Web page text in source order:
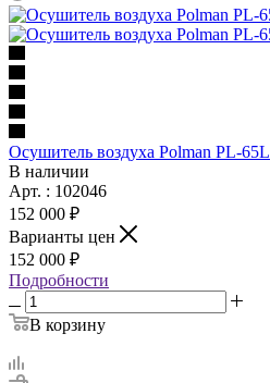
Осушитель воздуха Polman PL-65L
В наличии
Арт. : 102046
152 000 ₽
Варианты цен
152 000 ₽
Подробности
В корзину